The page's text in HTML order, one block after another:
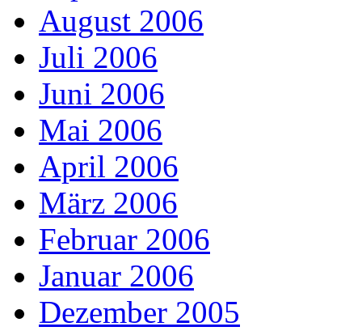
August 2006
Juli 2006
Juni 2006
Mai 2006
April 2006
März 2006
Februar 2006
Januar 2006
Dezember 2005